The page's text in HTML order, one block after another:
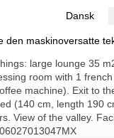
Dansk
den maskinoversatte
large lounge 35
room with 1
machine). Exit to
(140 cm, length 190
View of the valley.